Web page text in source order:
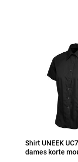
Shirt UNEEK
dames korte